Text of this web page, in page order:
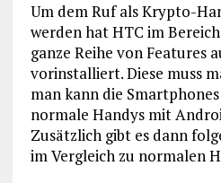
Um dem Ruf als Krypto-
werden hat HTC im
ganze Reihe von Features
vorinstalliert. Diese muss
man kann die
normale Handys mit
Zusätzlich gibt es dann
im Vergleich zu normalen